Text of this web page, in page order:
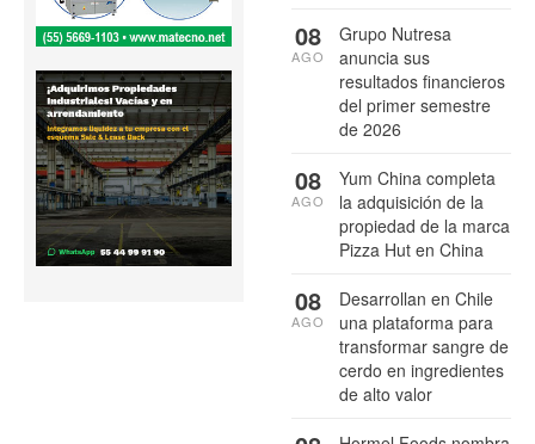
Grupo Nutresa
anuncia sus
resultados financieros
del primer semestre
de 2026
08
AGO
Yum China completa
la adquisición de la
propiedad de la marca
Pizza Hut en China
08
AGO
Desarrollan en Chile
una plataforma para
transformar sangre de
cerdo en ingredientes
de alto valor
08
AGO